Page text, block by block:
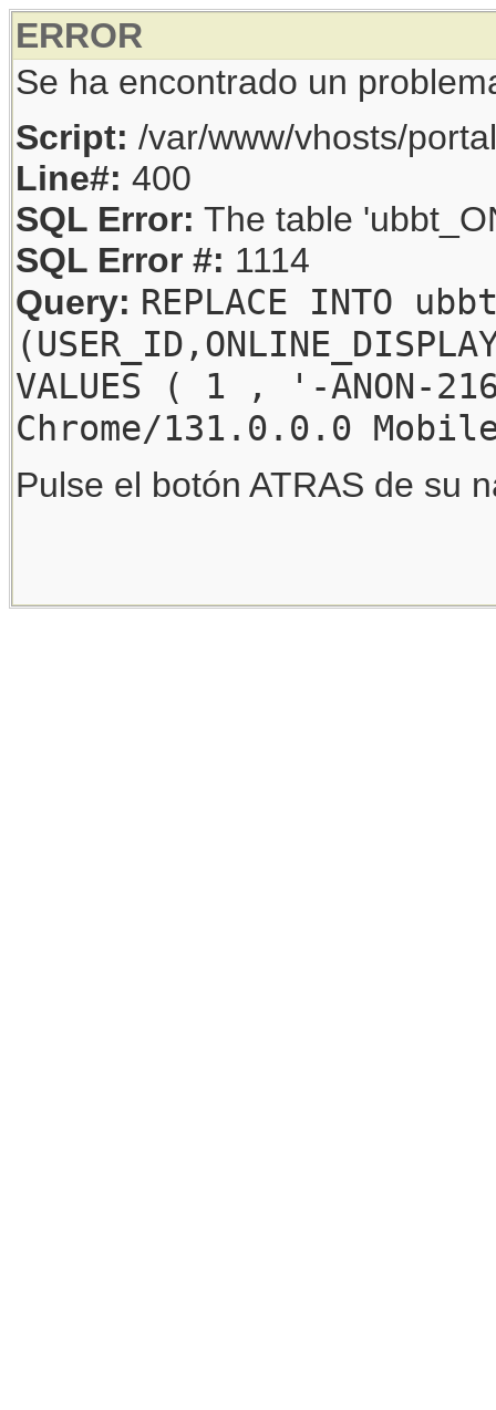
ERROR
Se ha encontrado un
Script: /var/www/vhosts/
Line#: 400
SQL Error: The table
SQL Error #: 1114
Query: REPLACE INTO
VALUES ( 1 , '-
Chrome/131.0.0.0
Pulse el botón ATRAS de su